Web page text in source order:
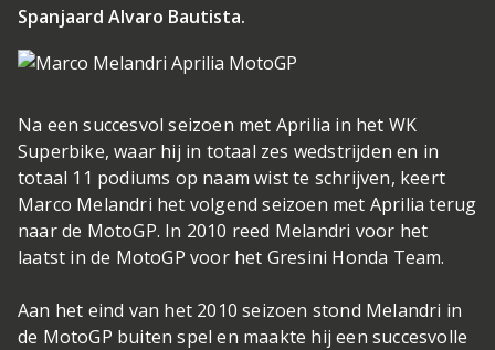
Spanjaard Alvaro Bautista.
Na een succesvol seizoen met Aprilia in het WK
Superbike, waar hij in totaal zes wedstrijden en in
totaal 11 podiums op naam wist te schrijven, keert
Marco Melandri het volgend seizoen met Aprilia terug
naar de MotoGP. In 2010 reed Melandri voor het
laatst in de MotoGP voor het Gresini Honda Team.
Aan het eind van het 2010 seizoen stond Melandri in
de MotoGP buiten spel en maakte hij een succesvolle